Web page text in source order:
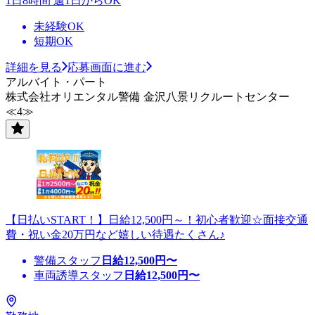
未経験OK
短期OK
詳細を見る
応募画面に進む
アルバイト・パート
株式会社オリエンタル警備 金沢八景リクルートセンター
≪4≫
【日払いSTART！】日給12,500円～！初心者歓迎☆面接交通
費・祝い金20万円など嬉しい待遇たくさん♪
警備スタッフ 日給12,500円〜
車両誘導スタッフ 日給12,500円〜